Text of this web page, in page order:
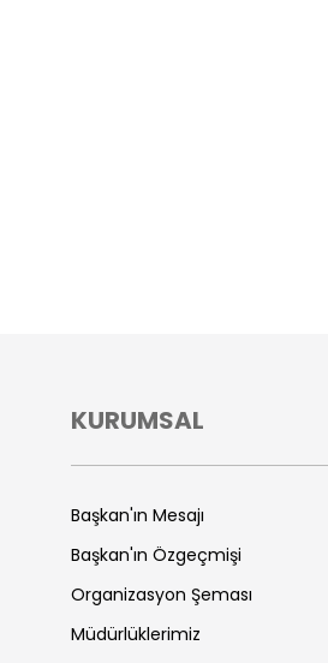
KURUMSAL
Başkan'ın Mesajı
Başkan'ın Özgeçmişi
Organizasyon Şeması
Müdürlüklerimiz